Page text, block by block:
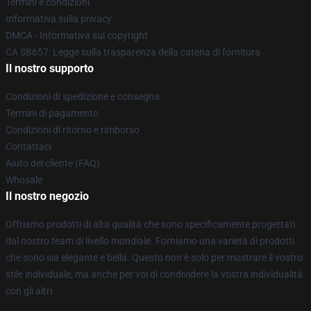
Informativa sulla privacy
DMCA - Informativa sul copyright
CA SB657: Legge sulla trasparenza della catena di fornitura
Il nostro supporto
Condizioni di spedizione e consegna
Termini di pagamento
Condizioni di ritorno e rimborso
Contattaci
Aiuto del cliente (FAQ)
Whosale
Il nostro negozio
Offriamo prodotti di alta qualità che sono specificamente progettati
dal nostro team di livello mondiale. Forniamo una varietà di prodotti
che sono sia elegante e bella. Questo non è solo per mostrare il vostro
stile individuale, ma anche per voi di condividere la vostra individualità
con gli altri.